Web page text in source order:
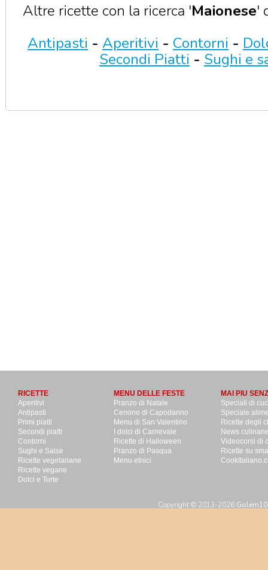
Altre ricette con la ricerca 'Maionese'
Antipasti - Aperitivi - Contorni -
Secondi Piatti - Sughi e
RICETTE
Aperitivi
Antipasti
Primi piatti
Secondi piatti
Contorni
Sughi e Salse
Ricette vegetariane
Ricette vegane
Dolci e Torte
MENU DELLE FESTE
Pranzo di Natale
Cenone di Capodanno
Menu di San Valentino
I dolci di Carnevale
Ricette di Halloween
Pranzo di Pasqua
Menu etnici
MAI PIU
Speciali di
Speciale
Ricette degli
News
Videocorsi di
Ricette su
Copyright © 2013-2026